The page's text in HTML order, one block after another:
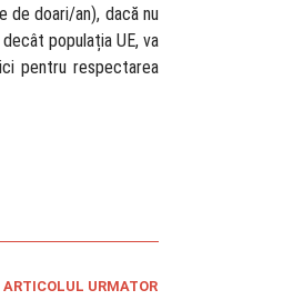
de doari/an), dacă nu
populația UE, va
pentru respectarea
ARTICOLUL URMATOR